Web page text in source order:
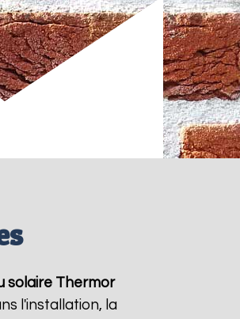
solaire Thermor
l'installation, la